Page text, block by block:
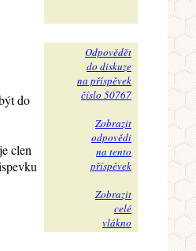
do
clen
Odpovědět
do diskuze
na příspěvek
číslo 50767
Zobrazit
odpovědi
na tento
příspěvek
Zobrazit
celé
vlákno